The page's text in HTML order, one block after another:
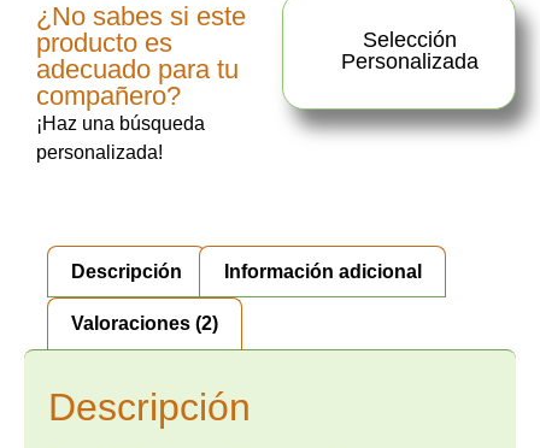
¿No sabes si este
producto es
adecuado para tu
compañero?
¡Haz una búsqueda
personalizada!
Selección
Personalizada
Descripción Información adicional
Valoraciones (2)
Descripción